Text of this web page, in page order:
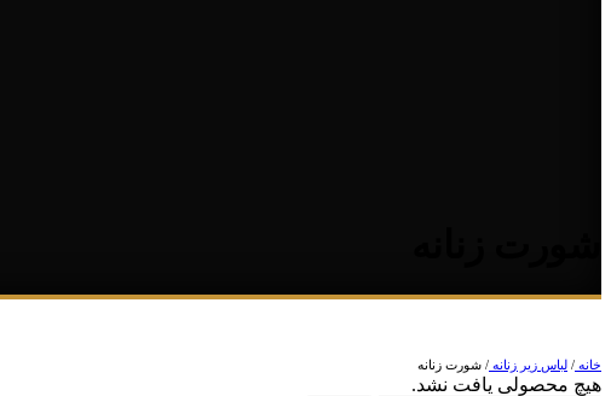
خانه / لباس زیر زنانه / شورت زنانه
هیچ محصولی یافت نشد.